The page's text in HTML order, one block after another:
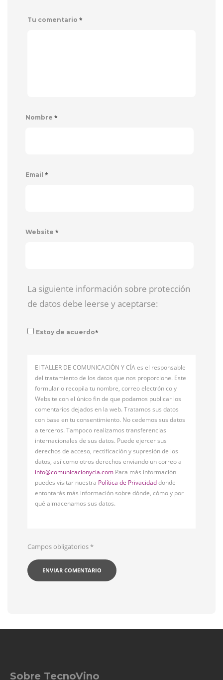
Tu comentario *
Nombre *
Email *
Website *
La siguiente información sobre protección
de datos debe leerse y aceptarse:
Estoy de acuerdo*
El TALLER DE COMUNICACIÓN Y CÍA es el responsable
del tratamiento de los datos que nos proporcione. Este
formulario recopila tu nombre, correo electrónico y
Website con el único fin de que podamos publicar los
comentarios dejados en la web. Tratamos sus datos
con base en tu consentimiento. No cedemos sus datos
a terceros. Tampoco realizamos transferencias
internacionales de sus datos. Puede ejercer sus
derechos de acceso, rectificación y supresión de los
datos, así como otros derechos enviando un correo a
info@comunicacionycia.com Para más información
puedes visitar nuestra Política de Privacidaddonde
entontarás más información sobre dónde, cómo y por
qué almacenamos sus datos.
Campos obligatorios*
Sobre TecnoVino